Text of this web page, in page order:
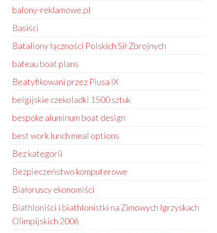
balony-reklamowe.pl
Basiści
Bataliony łączności Polskich Sił Zbrojnych
bateau boat plans
Beatyfikowani przez Piusa IX
belgijskie czekoladki 1500 sztuk
bespoke aluminum boat design
best work lunch meal options
Bez kategorii
Bezpieczeństwo komputerowe
Białoruscy ekonomiści
Biathloniści i biathlonistki na Zimowych Igrzyskach
Olimpijskich 2006